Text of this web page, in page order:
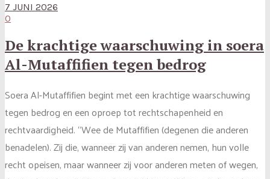
7 JUNI 2026
0
De krachtige waarschuwing in soera
Al-Mutaffifien tegen bedrog
Soera Al-Mutaffifien begint met een krachtige waarschuwing
tegen bedrog en een oproep tot rechtschapenheid en
rechtvaardigheid. “Wee de Mutaffifien (degenen die anderen
benadelen). Zij die, wanneer zij van anderen nemen, hun volle
recht opeisen, maar wanneer zij voor anderen meten of wegen,